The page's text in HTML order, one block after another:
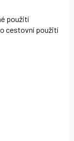
použití
cestovní použití